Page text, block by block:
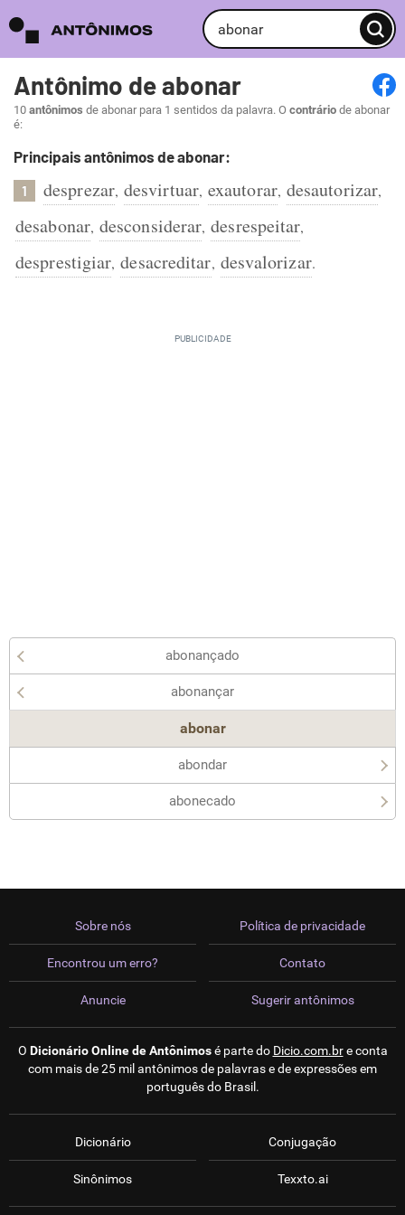
Antônimo de abonar
10 antônimos de abonar para 1 sentidos da palavra. O contrário de abonar
é:
Principais antônimos de abonar:
1 desprezar, desvirtuar, exautorar, desautorizar,
desabonar, desconsiderar, desrespeitar,
desprestigiar, desacreditar, desvalorizar.
abonançado
abonançar
abonar
abondar
abonecado
Sobre nós
Encontrou um erro?
Anuncie
Política de privacidade
Contato
Sugerir antônimos
O Dicionário Online de Antônimosé parte do Dicio.com.bre conta
com mais de 25 mil antônimos de palavras e de expressões em
português do Brasil.
Dicionário
Sinônimos
Conjugação
Texxto.ai